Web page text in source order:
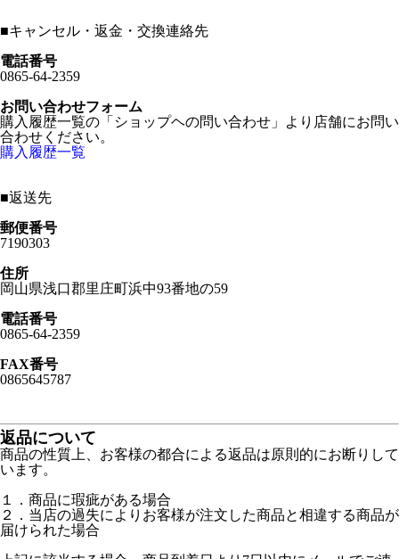
■キャンセル・返金・交換連絡先
電話番号
0865-64-2359
お問い合わせフォーム
購入履歴一覧の「ショップヘの問い合わせ」より店舗にお問い
合わせください。
購入履歴一覧
■返送先
郵便番号
7190303
住所
岡山県浅口郡里庄町浜中93番地の59
電話番号
0865-64-2359
FAX番号
0865645787
返品について
商品の性質上、お客様の都合による返品は原則的にお断りして
います。
１．商品に瑕疵がある場合
２．当店の過失によりお客様が注文した商品と相違する商品が
届けられた場合